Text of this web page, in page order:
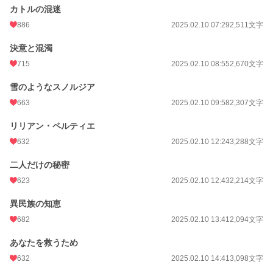
カトルの混迷
886 2025.02.10 07:292,511文字
決意と混濁
715 2025.02.10 08:552,670文字
雪のようなスノルジア
663 2025.02.10 09:582,307文字
リリアン・ペルティエ
632 2025.02.10 12:243,288文字
二人だけの秘密
623 2025.02.10 12:432,214文字
異民族の知恵
682 2025.02.10 13:412,094文字
あなたを救うため
632 2025.02.10 14:413,098文字